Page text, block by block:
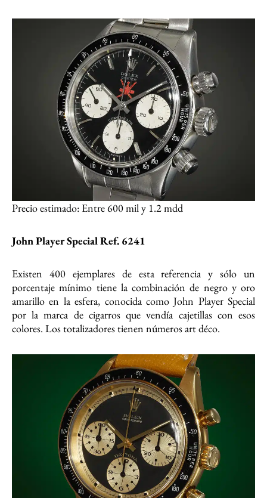
Precio estimado: Entre 600 mil y 1.2 mdd
John Player Special Ref. 6241
Existen 400 ejemplares de esta referencia y sólo un
porcentaje mínimo tiene la combinación de negro y oro
amarillo en la esfera, conocida como John Player Special
por la marca de cigarros que vendía cajetillas con esos
colores. Los totalizadores tienen números art déco.